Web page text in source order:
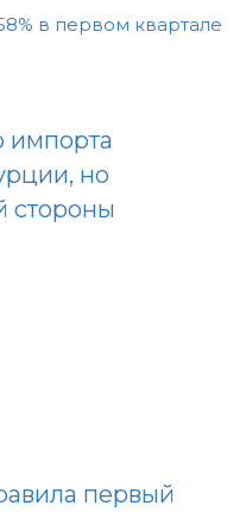
в первом квартале
импорта
но
стороны
первый